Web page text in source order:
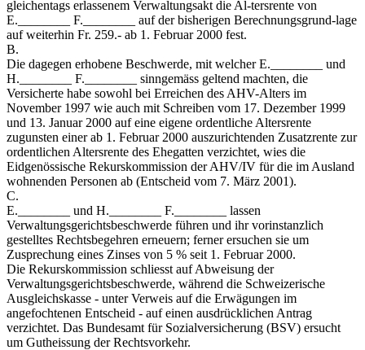
gleichentags erlassenem Verwaltungsakt die Al-tersrente von
E.________ F.________ auf der bisherigen Berechnungsgrund-lage
auf weiterhin Fr. 259.- ab 1. Februar 2000 fest.
B.
Die dagegen erhobene Beschwerde, mit welcher E.________ und
H.________ F.________ sinngemäss geltend machten, die
Versicherte habe sowohl bei Erreichen des AHV-Alters im
November 1997 wie auch mit Schreiben vom 17. Dezember 1999
und 13. Januar 2000 auf eine eigene ordentliche Altersrente
zugunsten einer ab 1. Februar 2000 auszurichtenden Zusatzrente zur
ordentlichen Altersrente des Ehegatten verzichtet, wies die
Eidgenössische Rekurskommission der AHV/IV für die im Ausland
wohnenden Personen ab (Entscheid vom 7. März 2001).
C.
E.________ und H.________ F.________ lassen
Verwaltungsgerichtsbeschwerde führen und ihr vorinstanzlich
gestelltes Rechtsbegehren erneuern; ferner ersuchen sie um
Zusprechung eines Zinses von 5 % seit 1. Februar 2000.
Die Rekurskommission schliesst auf Abweisung der
Verwaltungsgerichtsbeschwerde, während die Schweizerische
Ausgleichskasse - unter Verweis auf die Erwägungen im
angefochtenen Entscheid - auf einen ausdrücklichen Antrag
verzichtet. Das Bundesamt für Sozialversicherung (BSV) ersucht
um Gutheissung der Rechtsvorkehr.